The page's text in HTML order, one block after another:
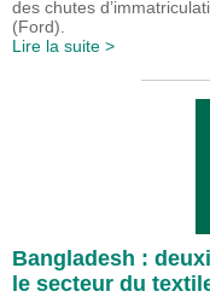
des chutes
(Ford).
Lire la suite >
Bangladesh :
le secteur du